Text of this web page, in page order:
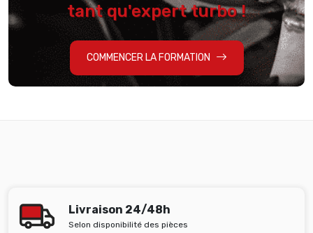
tant qu'expert turbo !
COMMENCER LA FORMATION
Livraison 24/48h
Selon disponibilité des pièces